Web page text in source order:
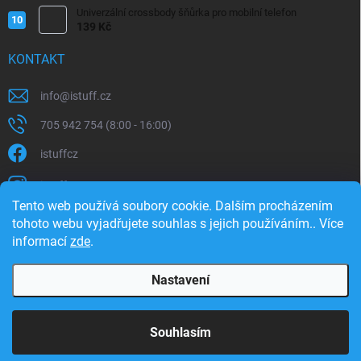
Tento web používá soubory cookie. Dalším procházením
tohoto webu vyjadřujete souhlas s jejich používáním.. Více
informací zde.
Nastavení
Souhlasím
Univerzální crossbody šňůrka pro mobilní telefon
139 Kč
KONTAKT
info@istuff.cz
705 942 754 (8:00 - 16:00)
istuffcz
istuffcz
istuffcz
@istuff.cz
iSTUFF . Všechna práva vyhrazena.